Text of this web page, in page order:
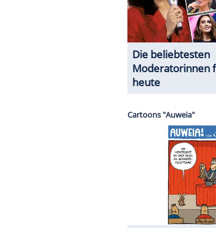
Überführung eines
diesem extrem dichten Krimi
Dabei hätte man dem
der Rita-Falk-